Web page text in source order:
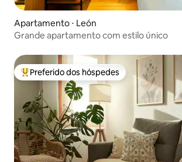
Apartamento ⋅ León
Grande apartamento com estilo único
Entre os melhores preferidos dos hóspedes
Preferido dos hóspedes